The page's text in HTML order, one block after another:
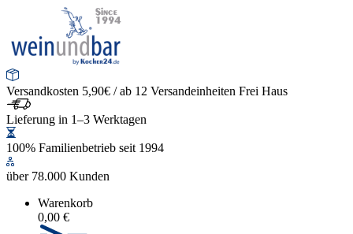
Versandkosten 5,90€ / ab 12 Versandeinheiten Frei Haus
Lieferung in 1–3 Werktagen
100% Familienbetrieb seit 1994
über 78.000 Kunden
Warenkorb
0,00 €